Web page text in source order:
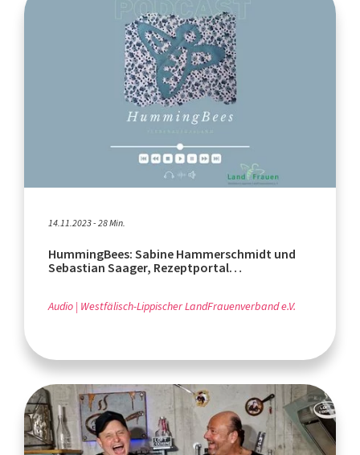
14.11.2023 - 28 Min.
HummingBees: Sabine Hammerschmidt und
Sebastian Saager, Rezeptportal
Audio Westfälisch-Lippischer LandFrauenverband e.V.